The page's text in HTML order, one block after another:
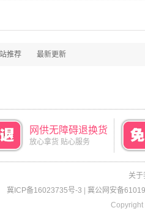
推荐 最新更新
网供无障碍退换货
放心拿货 贴心服务
关于
冀ICP备16023735号-3
冀公网安备